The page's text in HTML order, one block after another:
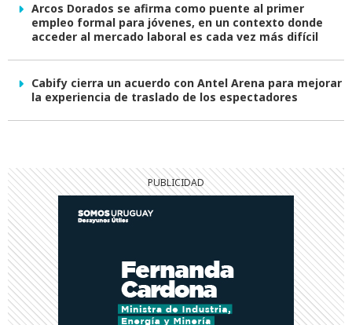
Arcos Dorados se afirma como puente al primer
empleo formal para jóvenes, en un contexto donde
acceder al mercado laboral es cada vez más difícil
Cabify cierra un acuerdo con Antel Arena para mejorar
la experiencia de traslado de los espectadores